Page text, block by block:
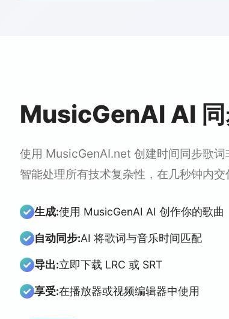
MusicGenAI AI 同
使用 MusicGenAI.net 创建时间同步歌词
智能处理所有技术复杂性，在几秒钟内交
生成:使用 MusicGenAI AI 创作你的歌曲
自动同步:AI 将歌词与音乐时间匹配
导出:立即下载 LRC 或 SRT
享受:在播放器或视频编辑器中使用